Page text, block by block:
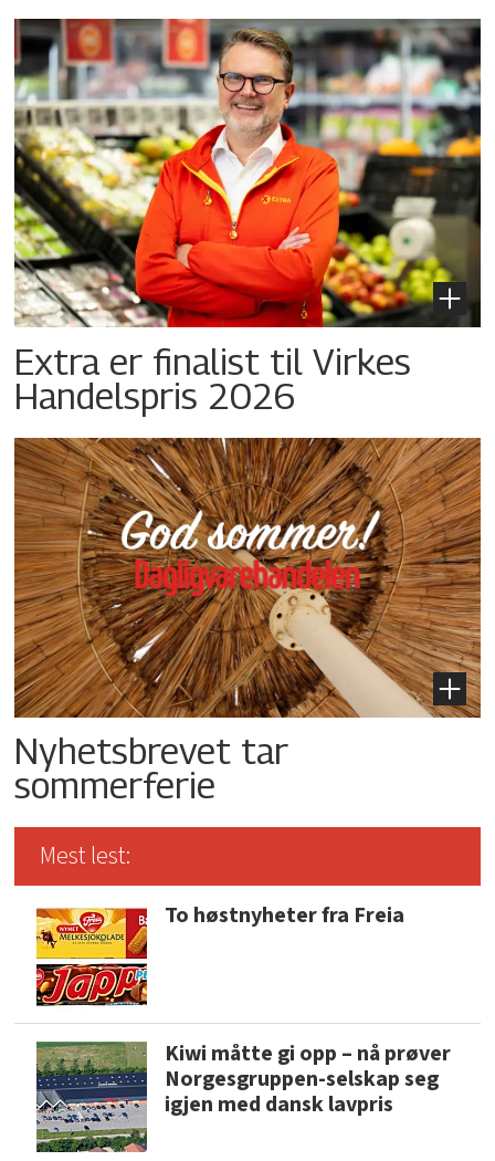
Extra er finalist til Virkes
Handelspris 2026
Nyhetsbrevet tar
sommerferie
Mest lest:
To høstnyheter fra Freia
Kiwi måtte gi opp – nå prøver
Norgesgruppen-selskap seg
igjen med dansk lavpris